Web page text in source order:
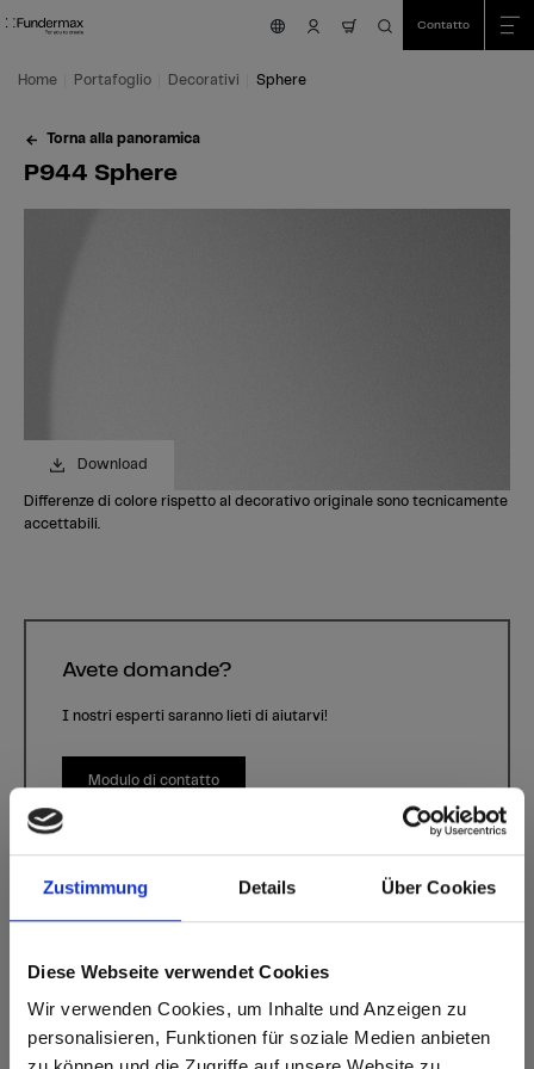
Zustimmung Details Über Cookies
Diese Webseite verwendet Cookies
Wir verwenden Cookies, um Inhalte und Anzeigen zu
personalisieren, Funktionen für soziale Medien anbieten
Vai al contenuto principale
Vai all'indice
Vai al menu principale
nav.cart.item.count
Contatto
Home Portafoglio Decorativi Sphere
Torna alla panoramica
P944 Sphere
Download
Differenze di colore rispetto al decorativo originale sono tecnicamente
accettabili.
Avete domande?
I nostri esperti saranno lieti di aiutarvi!
Modulo di contatto
Sphere
Decorativo P944 Kugel | Tipo di legno: -